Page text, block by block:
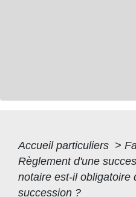
Accueil particuliers >
Règlement d'une
notaire est-il obligatoire
succession ?